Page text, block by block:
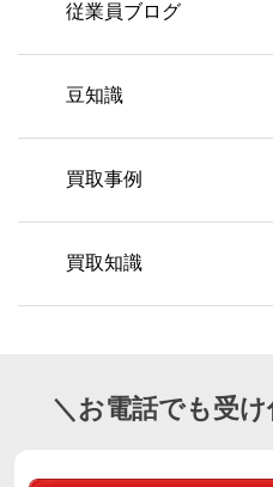
従業員ブログ
豆知識
買取事例
買取知識
＼お電話でも受